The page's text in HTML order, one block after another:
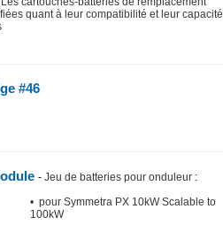
quant à leur compatibilité et leur capacité
#46
- Jeu de batteries pour onduleur :
• pour Symmetra PX 10kW Scalable to
100kW